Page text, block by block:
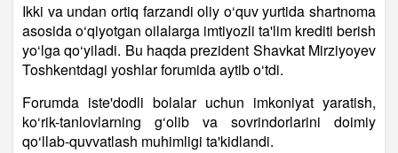
Ikki va undan ortiq farzandi oliy o‘quv yurtida shartnoma
asosida o‘qiyotgan oilalarga imtiyozli ta'lim krediti berish
yo‘lga qo‘yiladi. Bu haqda prezident Shavkat Mirziyoyev
Toshkentdagi yoshlar forumida aytib o‘tdi.
Forumda iste'dodli bolalar uchun imkoniyat yaratish,
ko‘rik-tanlovlarning g‘olib va sovrindorlarini doimiy
qo‘llab-quvvatlash muhimligi ta'kidlandi.